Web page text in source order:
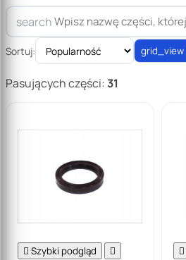
search
Sortuj: grid_view
Pasujących części:31
 Szybki podgląd  